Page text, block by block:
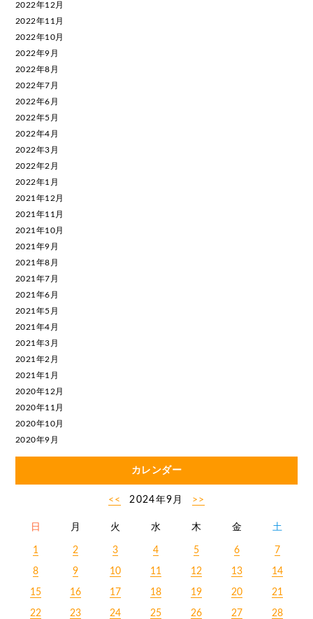
2022年12月
2022年11月
2022年10月
2022年9月
2022年8月
2022年7月
2022年6月
2022年5月
2022年4月
2022年3月
2022年2月
2022年1月
2021年12月
2021年11月
2021年10月
2021年9月
2021年8月
2021年7月
2021年6月
2021年5月
2021年4月
2021年3月
2021年2月
2021年1月
2020年12月
2020年11月
2020年10月
2020年9月
カレンダー
<< 2024年9月 >>
日 月 火 水 木 金 土
1 2 3 4 5 6 7
8 9 10 11 12 13 14
15 16 17 18 19 20 21
22 23 24 25 26 27 28